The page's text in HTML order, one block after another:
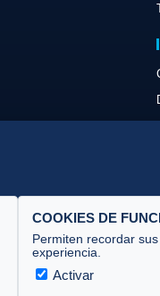
COOKIES DE
Permiten recordar
experiencia.
Activar